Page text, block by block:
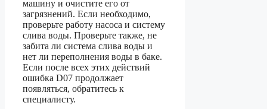
машину и очистите его от
загрязнений. Если необходимо,
проверьте работу насоса и систему
слива воды. Проверьте также, не
забита ли система слива воды и
нет ли переполнения воды в баке.
Если после всех этих действий
ошибка D07 продолжает
появляться, обратитесь к
специалисту.